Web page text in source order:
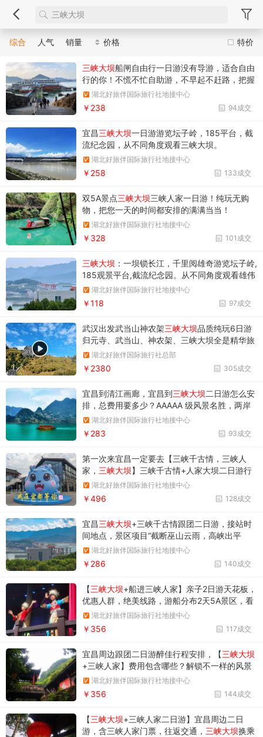
特价
综合 人气 销量 价格
三峡大坝船闸自由行一日游没有导游，适合自由
行的你！不慌不忙自助游，不早起不赶路，把握
时间你做主，但别错过开船时间哦！
湖北好旅伴国际旅行社地接中心
94成交
￥238
宜昌三峡大坝一日游游览坛子岭，185平台，截
流纪念园，从不同角度观看三峡大坝。
湖北好旅伴国际旅行社地接中心
133成交
￥258
双5A景点三峡大坝三峡人家一日游！纯玩无购
物，把您一天的时间都安排的满满当当！
湖北好旅伴国际旅行社地接中心
101成交
￥328
三峡大坝 ：一坝锁长江，千里阅雄奇游览坛子岭,
185观景平台,截流纪念园。从不同角度观看雄伟
三峡大坝。
湖北好旅伴国际旅行社地接中心
97成交
￥118
武汉出发武当山神农架三峡大坝品质纯玩6日游
归元寺、武当山、神农架、三峡大坝全是精华旅
游景点
湖北好旅伴国际旅行社总部
305成交
￥2380
宜昌到清江画廊，宜昌到三峡大坝二日游怎么安
排，总费用要多少？AAAAA 级风景名胜，两岸
碧水青山，大坝的巨型工程，见证着人类水利的
发展，人民的智慧
湖北好旅伴国际旅行社地接中心
93成交
￥283
第一次来宜昌一定要去【三峡千古情，三峡人
家， 三峡大坝】三峡千古情+人家大坝二日游行
程规划，时间安排，保证不绕路，无强制性购
物，轻松畅玩
湖北好旅伴国际旅行社地接中心
128成交
￥496
宜昌三峡大坝+三峡千古情跟团二日游，接站时
间地点，景区项目“截断巫山云雨，高峡出平
湖”的世界奇迹，360度全景演出追击观众心灵
湖北好旅伴国际旅行社地接中心
140成交
￥286
【三峡大坝+船进三峡人家】亲子2日游天花板，
优惠人群，绝美线路，游船分布2天5A景区，看
西陵峡美景，接一回绣球，做一回土家女婿，三
峡大坝——宜昌顶流，大国大器
湖北好旅伴国际旅行社地接中心
117成交
￥356
宜昌周边跟团二日游醉佳行程安排，【三峡大坝
+三峡人家】费用包含哪些？解锁不一样的风景
路线，山水人文与超级工程的完美碰撞
湖北好旅伴国际旅行社地接中心
144成交
￥356
【三峡大坝+三峡人家二日游】宜昌周边二日
游，含三峡人家门票，往返交通， 三峡大坝换乘